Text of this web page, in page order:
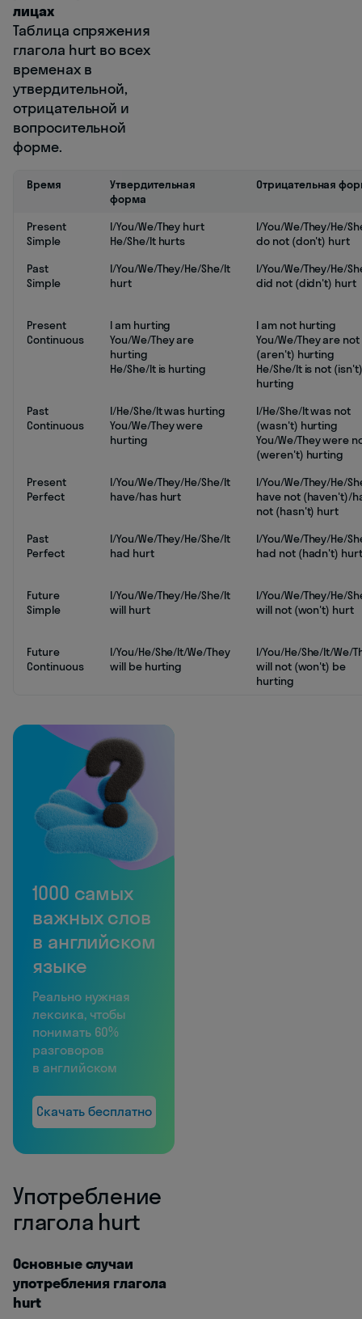
лицах
Таблица спряжения
глагола hurt во всех
временах в
утвердительной,
отрицательной и
вопросительной
форме.
Время
Утвердительная
форма
Отрицательная
Present
Simple
I/You/We/They hurt
He/She/It hurts
I/You/We/They/He/
do not (don't) hurt
Past
Simple
I/You/We/They/He/She/It
hurt
I/You/We/They/He/
did not (didn't) hurt
Present
Continuous
I am hurting
You/We/They are
hurting
He/She/It is hurting
I am not hurting
You/We/They are not
(aren't) hurting
He/She/It is not (isn't)
hurting
Past
Continuous
I/He/She/It was hurting
You/We/They were
hurting
I/He/She/It was not
(wasn't) hurting
You/We/They were
(weren't) hurting
Present
Perfect
I/You/We/They/He/She/It
have/has hurt
I/You/We/They/He/
have not (haven't)/
not (hasn't) hurt
Past
Perfect
I/You/We/They/He/She/It
had hurt
I/You/We/They/He/
had not (hadn't) hurt
Future
Simple
I/You/We/They/He/She/It
will hurt
I/You/We/They/He/
will not (won't) hurt
Future
Continuous
I/You/He/She/It/We/They
will be hurting
I/You/He/She/It/We/
will not (won't) be
hurting
1000 самых
важных слов
в английском
языке
Реально нужная
лексика, чтобы
понимать 60%
разговоров
в английском
Скачать бесплатно
Употребление
глагола hurt
Основные случаи
употребления глагола
hurt